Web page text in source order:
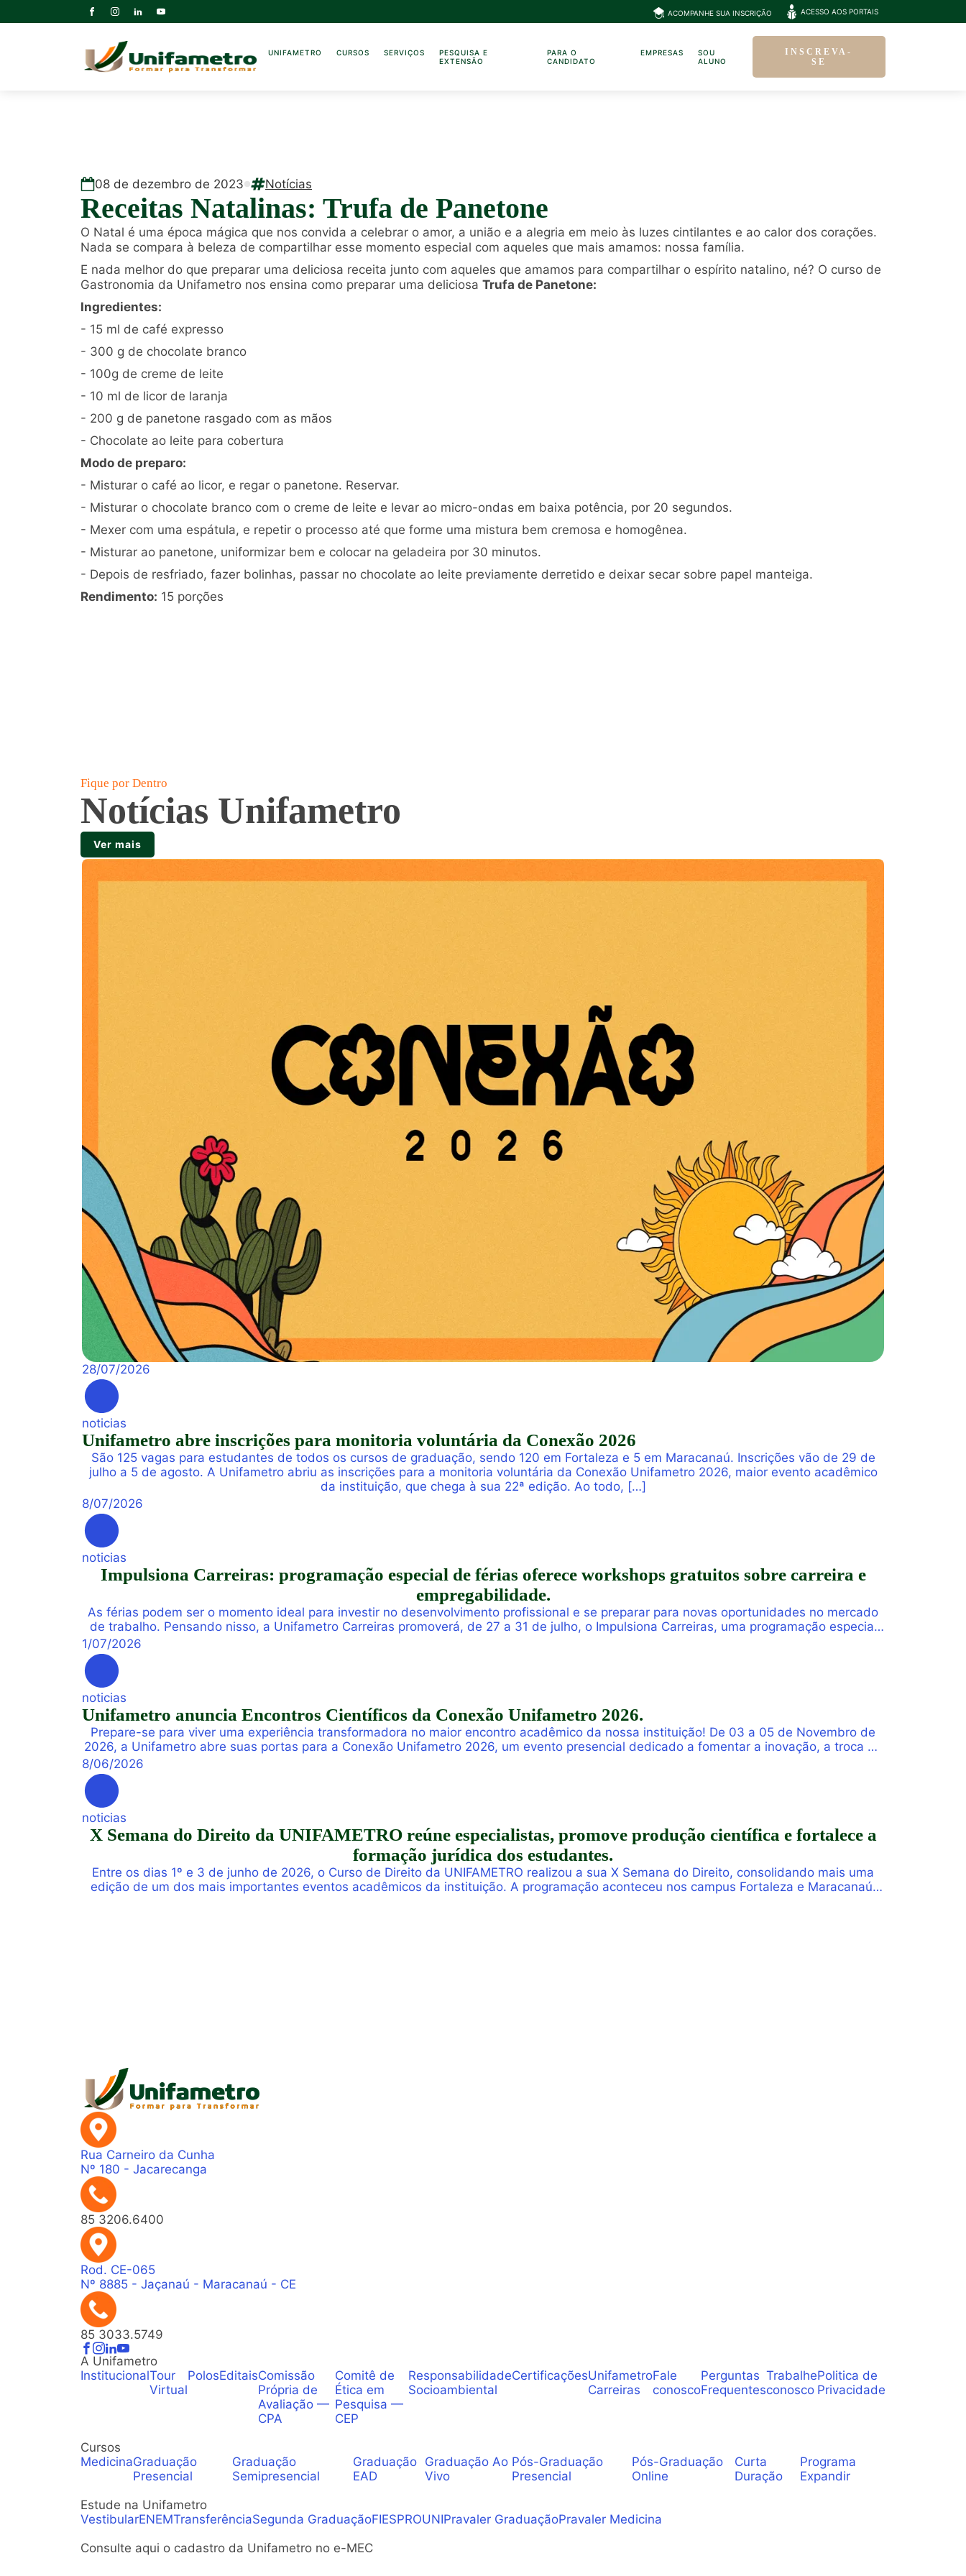
ACOMPANHE SUA INSCRIÇÃO ACESSO AOS PORTAIS
UNIFAMETRO CURSOS SERVIÇOS
PESQUISA E
EXTENSÃO
PARA O
CANDIDATO
EMPRESAS
SOU
ALUNO
INSCREVA-
SE
08 de dezembro de 2023 Notícias
Receitas Natalinas: Trufa de Panetone
O Natal é uma época mágica que nos convida a celebrar o amor, a união e a alegria em meio às luzes cintilantes e ao calor dos corações.
Nada se compara à beleza de compartilhar esse momento especial com aqueles que mais amamos: nossa família.
E nada melhor do que preparar uma deliciosa receita junto com aqueles que amamos para compartilhar o espírito natalino, né? O curso de
Gastronomia da Unifametro nos ensina como preparar uma deliciosa Trufa de Panetone:
Ingredientes:
- 15 ml de café expresso
- 300 g de chocolate branco
- 100g de creme de leite
- 10 ml de licor de laranja
- 200 g de panetone rasgado com as mãos
- Chocolate ao leite para cobertura
Modo de preparo:
- Misturar o café ao licor, e regar o panetone. Reservar.
- Misturar o chocolate branco com o creme de leite e levar ao micro-ondas em baixa potência, por 20 segundos.
- Mexer com uma espátula, e repetir o processo até que forme uma mistura bem cremosa e homogênea.
- Misturar ao panetone, uniformizar bem e colocar na geladeira por 30 minutos.
- Depois de resfriado, fazer bolinhas, passar no chocolate ao leite previamente derretido e deixar secar sobre papel manteiga.
Rendimento: 15 porções
Fique por Dentro
Notícias Unifametro
Ver mais
28/07/2026
noticias
Unifametro abre inscrições para monitoria voluntária da Conexão 2026
São 125 vagas para estudantes de todos os cursos de graduação, sendo 120 em Fortaleza e 5 em Maracanaú. Inscrições vão de 29 de
julho a 5 de agosto. A Unifametro abriu as inscrições para a monitoria voluntária da Conexão Unifametro 2026, maior evento acadêmico
da instituição, que chega à sua 22ª edição. Ao todo, […]
8/07/2026
noticias
Impulsiona Carreiras: programação especial de férias oferece workshops gratuitos sobre carreira e
empregabilidade.
As férias podem ser o momento ideal para investir no desenvolvimento profissional e se preparar para novas oportunidades no mercado
de trabalho. Pensando nisso, a Unifametro Carreiras promoverá, de 27 a 31 de julho, o Impulsiona Carreiras, uma programação especial
1/07/2026
noticias
Unifametro anuncia Encontros Científicos da Conexão Unifametro 2026.
Prepare-se para viver uma experiência transformadora no maior encontro acadêmico da nossa instituição! De 03 a 05 de Novembro de
2026, a Unifametro abre suas portas para a Conexão Unifametro 2026, um evento presencial dedicado a fomentar a inovação, a troca de
8/06/2026
noticias
X Semana do Direito da UNIFAMETRO reúne especialistas, promove produção científica e fortalece a
formação jurídica dos estudantes.
Entre os dias 1º e 3 de junho de 2026, o Curso de Direito da UNIFAMETRO realizou a sua X Semana do Direito, consolidando mais uma
edição de um dos mais importantes eventos acadêmicos da instituição. A programação aconteceu nos campus Fortaleza e Maracanaú,
Rua Carneiro da Cunha
Nº 180 - Jacarecanga
85 3206.6400
Rod. CE-065
Nº 8885 - Jaçanaú - Maracanaú - CE
85 3033.5749
A Unifametro
InstitucionalTour
Virtual
PolosEditaisComissão
Própria de
Avaliação —
CPA
Comitê de
Ética em
Pesquisa —
CEP
Responsabilidade
Socioambiental
CertificaçõesUnifametro
Carreiras
Fale
conosco
Perguntas
Frequentes
Trabalhe
conosco
Politica de
Privacidade
Cursos
MedicinaGraduação
Presencial
Graduação
Semipresencial
Graduação
EAD
Graduação Ao
Vivo
Pós-Graduação
Presencial
Pós-Graduação
Online
Curta
Duração
Programa
Expandir
Estude na Unifametro
VestibularENEMTransferênciaSegunda GraduaçãoFIESPROUNIPravaler GraduaçãoPravaler Medicina
Consulte aqui o cadastro da Unifametro no e-MEC